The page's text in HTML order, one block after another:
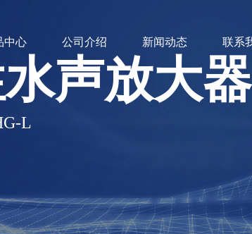
中心 公司介绍 新闻动态 联系
声放大器
L